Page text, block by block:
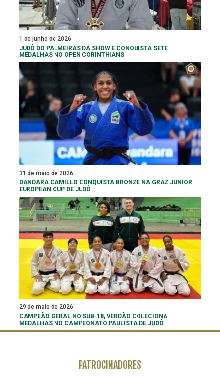
1 de junho de 2026
JUDÔ DO PALMEIRAS DÁ SHOW E CONQUISTA SETE
MEDALHAS NO OPEN CORINTHIANS
31 de maio de 2026
DANDARA CAMILLO CONQUISTA BRONZE NA GRAZ JUNIOR
EUROPEAN CUP DE JUDÔ
29 de maio de 2026
CAMPEÃO GERAL NO SUB-18, VERDÃO COLECIONA
MEDALHAS NO CAMPEONATO PAULISTA DE JUDÔ
PATROCINADORES